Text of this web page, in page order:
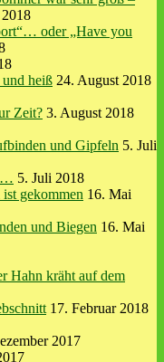
oder „Have you
heiß 24. August 2018
Zeit? 3. August 2018
und Gipfeln 5. Juli
5. Juli 2018
gekommen 16. Mai
und Biegen 16. Mai
Hahn kräht auf dem
17. Februar 2018
2017